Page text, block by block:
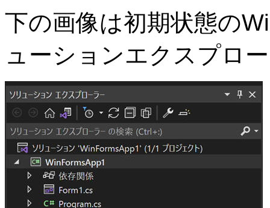
下の画像は初期状態の
ューションエクスプロ